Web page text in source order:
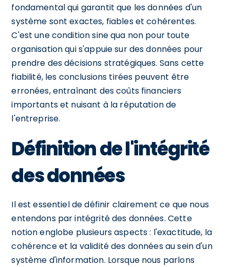
fondamental qui garantit que les données d'un
système sont exactes, fiables et cohérentes.
C'est une condition sine qua non pour toute
organisation qui s'appuie sur des données pour
prendre des décisions stratégiques. Sans cette
fiabilité, les conclusions tirées peuvent être
erronées, entraînant des coûts financiers
importants et nuisant à la réputation de
l'entreprise.
Définition de l'intégrité
des données
Il est essentiel de définir clairement ce que nous
entendons par intégrité des données. Cette
notion englobe plusieurs aspects : l'exactitude, la
cohérence et la validité des données au sein d'un
système d'information. Lorsque nous parlons